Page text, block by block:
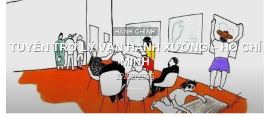
HÀNH CHÍNH
TUYỂN TRỢ LÝ VẬN HÀNH XƯỞNG – HỒ CHÍ
MINH
22/02/2026